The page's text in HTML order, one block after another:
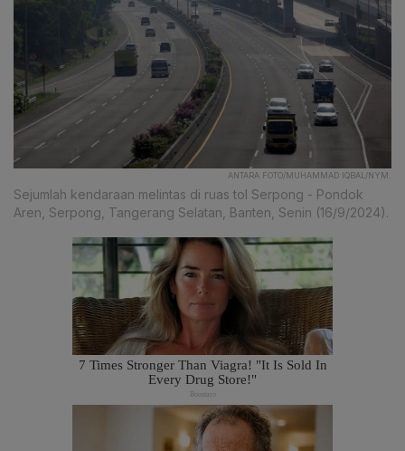
ANTARA FOTO/MUHAMMAD IQBAL/NYM.
Sejumlah kendaraan melintas di ruas tol Serpong - Pondok
Aren, Serpong, Tangerang Selatan, Banten, Senin (16/9/2024).